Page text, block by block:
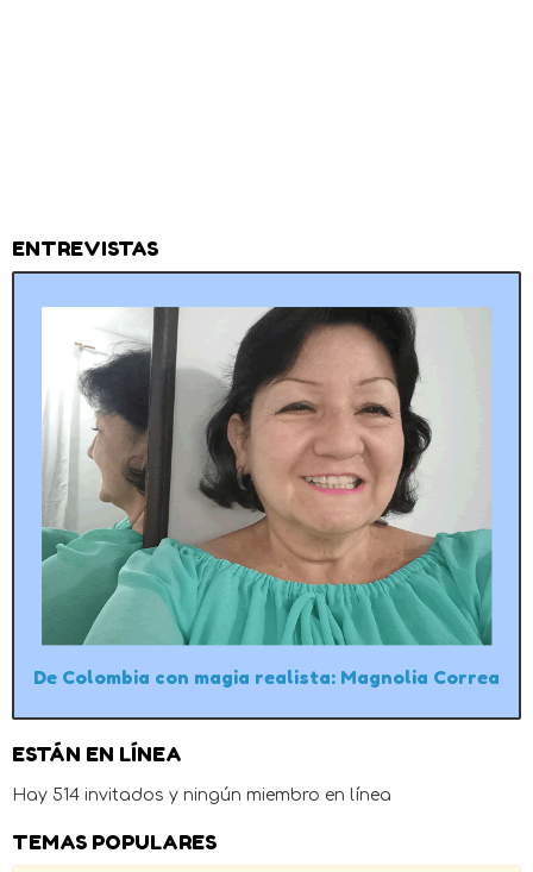
ENTREVISTAS
De Colombia con magia realista: Magnolia Correa
ESTÁN EN LÍNEA
Hay 514 invitados y ningún miembro en línea
TEMAS POPULARES